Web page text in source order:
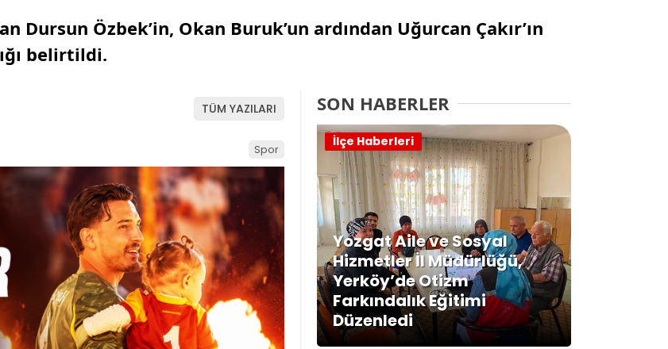
Dursun Özbek’in, Okan Buruk’un ardından Uğurcan Çakır’ın
belirtildi.
TÜM YAZILARI
Spor
SON HABERLER
Yozgat Aile ve Sosyal
Hizmetler İl Müdürlüğü,
Yerköy’de Otizm
Farkındalık Eğitimi
Düzenledi
İlçe Haberleri